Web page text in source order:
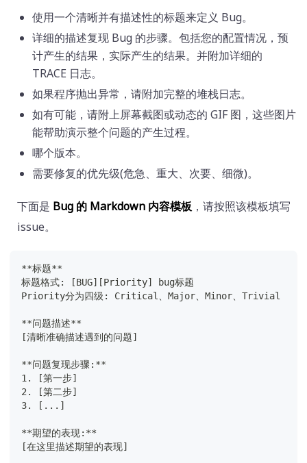
使用一个清晰并有描述性的标题来定义 Bug。
详细的描述复现 Bug 的步骤。包括您的配置情况，预
计产生的结果，实际产生的结果。并附加详细的
TRACE 日志。
如果程序抛出异常，请附加完整的堆栈日志。
如有可能，请附上屏幕截图或动态的 GIF 图，这些图片
能帮助演示整个问题的产生过程。
哪个版本。
需要修复的优先级(危急、重大、次要、细微)。
下面是 Bug 的 Markdown 内容模板 ，请按照该模板填写
issue。
**标题**
标题格式: [BUG][Priority] bug标题
Priority分为四级: Critical、Major、Minor、Trivial
**问题描述**
[清晰准确描述遇到的问题]
**问题复现步骤:**
1. [第一步]
2. [第二步]
3. [...]
**期望的表现:**
[在这里描述期望的表现]